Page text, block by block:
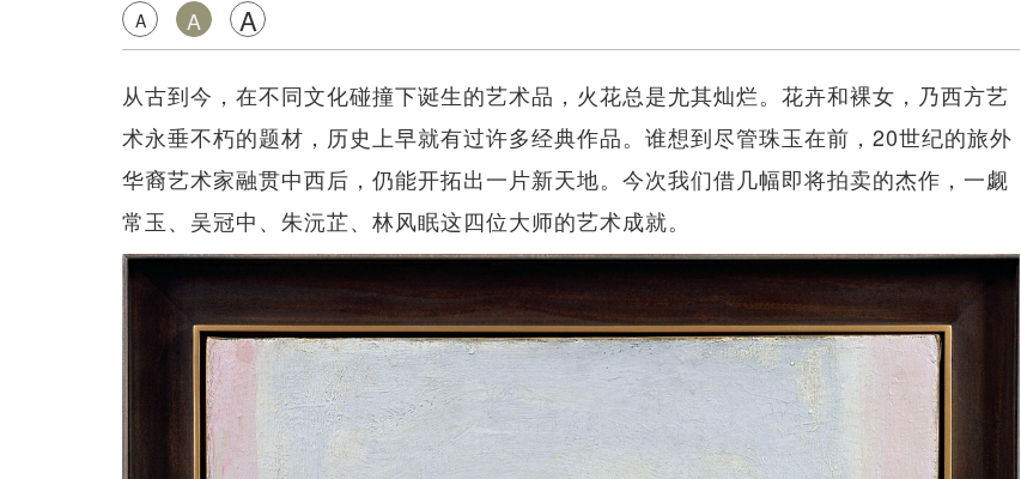
A A A
从古到今，在不同文化碰撞下诞生的艺术品，火花总是尤其灿烂。花卉和裸女，乃西方艺
术永垂不朽的题材，历史上早就有过许多经典作品。谁想到尽管珠玉在前，20世纪的旅外
华裔艺术家融贯中西后，仍能开拓出一片新天地。今次我们借几幅即将拍卖的杰作，一觑
常玉、吴冠中、朱沅芷、林风眠这四位大师的艺术成就。